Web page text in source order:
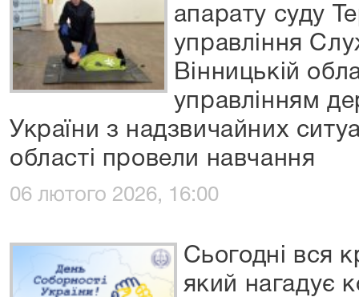
апарату суду
управління
Вінницькій
управлінням
України з надзвичайних
області провели навчання
06 лютого 2026, 16:00
Сьогодні вся
який нагадує